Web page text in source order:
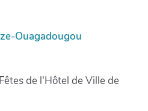
Ouagadougou
de l'Hôtel de Ville de